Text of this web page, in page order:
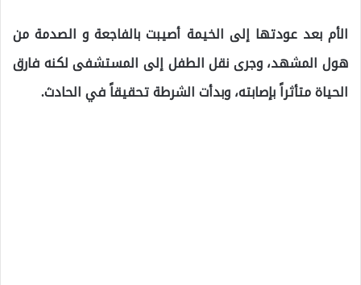
الأم بعد عودتها إلى الخيمة أصيبت بالفاجعة و الصدمة من
هول المشهد، وجرى نقل الطفل إلى المستشفى لكنه فارق
الحياة متأثراً بإصابته، وبدأت الشرطة تحقيقاً في الحادث.